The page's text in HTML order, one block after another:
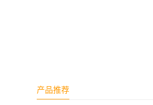
产品推荐